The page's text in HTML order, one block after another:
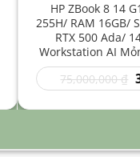
HP ZBook 8 14
255H/ RAM 16GB/
RTX 500 Ada/
Workstation AI
75,000,000₫